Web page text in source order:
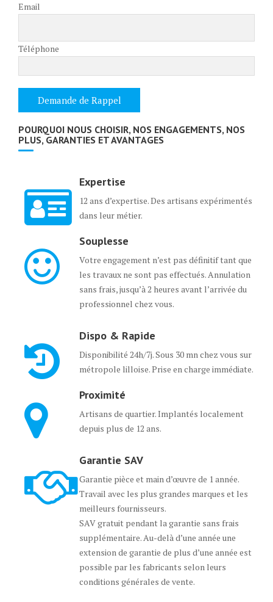
Email
Téléphone
POURQUOI NOUS CHOISIR, NOS ENGAGEMENTS, NOS
PLUS, GARANTIES ET AVANTAGES
Expertise
12 ans d’expertise. Des artisans expérimentés
dans leur métier.
Souplesse
Votre engagement n’est pas définitif tant que
les travaux ne sont pas effectués. Annulation
sans frais, jusqu’à 2 heures avant l’arrivée du
professionnel chez vous.
Dispo & Rapide
Disponibilité 24h/7j. Sous 30 mn chez vous sur
métropole lilloise. Prise en charge immédiate.
Proximité
Artisans de quartier. Implantés localement
depuis plus de 12 ans.
Garantie SAV
Garantie pièce et main d’œuvre de 1 année.
Travail avec les plus grandes marques et les
meilleurs fournisseurs.
SAV gratuit pendant la garantie sans frais
supplémentaire. Au-delà d’une année une
extension de garantie de plus d’une année est
possible par les fabricants selon leurs
conditions générales de vente.